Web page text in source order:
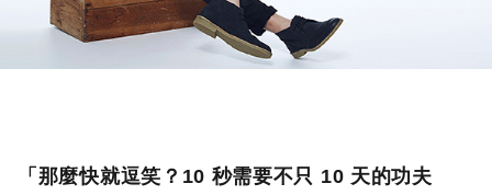
「那麼快就逗笑？10 秒需要不只 10 天的功夫